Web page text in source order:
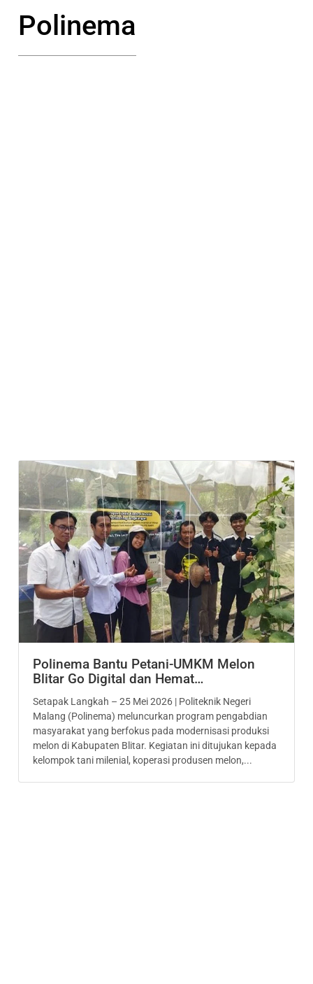
Polinema
Polinema Bantu Petani-UMKM Melon
Blitar Go Digital dan Hemat…
Setapak Langkah – 25 Mei 2026 | Politeknik Negeri
Malang (Polinema) meluncurkan program pengabdian
masyarakat yang berfokus pada modernisasi produksi
melon di Kabupaten Blitar. Kegiatan ini ditujukan kepada
kelompok tani milenial, koperasi produsen melon,...